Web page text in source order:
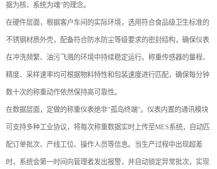
据为核、系统为魂”的理念。
在硬件层面，根据客户车间的实际环境，选用符合食品级卫生标准的
不锈钢材质外壳，配备符合防水防尘等级要求的密封结构，确保仪表
在冲洗频繁、油污飞溅的环境中持续稳定运行。称重传感器的量程、
精度、采样速率均可根据物料特性和包装速度进行匹配，确保每分钟
数十次的称重动作依然保持高可靠性。
在数据层面，定做的称重仪表绝非“孤岛终端”。仪表内置的通讯模块
可支持多种工业协议，将每次称重数据实时上传至MES系统，自动匹
配订单批次、产线工位、操作人员等信息。当生产过程中出现超差
时，系统会第一时间向管理者发出报警，并自动锁定异常批次，实现